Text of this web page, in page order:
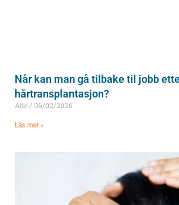
Når kan man gå tilbake til jobb
hårtransplantasjon?
Atle 06/02/2026
Läs mer »